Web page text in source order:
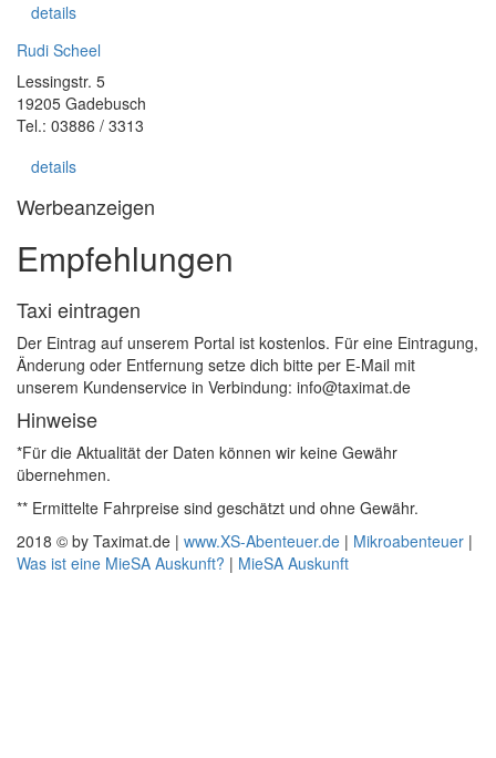
details
Rudi Scheel
Lessingstr. 5
19205 Gadebusch
Tel.: 03886 / 3313
details
Werbeanzeigen
Empfehlungen
Taxi eintragen
Der Eintrag auf unserem Portal ist kostenlos. Für eine Eintragung,
Änderung oder Entfernung setze dich bitte per E-Mail mit
unserem Kundenservice in Verbindung: info@taximat.de
Hinweise
*Für die Aktualität der Daten können wir keine Gewähr
übernehmen.
** Ermittelte Fahrpreise sind geschätzt und ohne Gewähr.
2018 © by Taximat.de | www.XS-Abenteuer.de | Mikroabenteuer |
Was ist eine MieSA Auskunft? | MieSA Auskunft